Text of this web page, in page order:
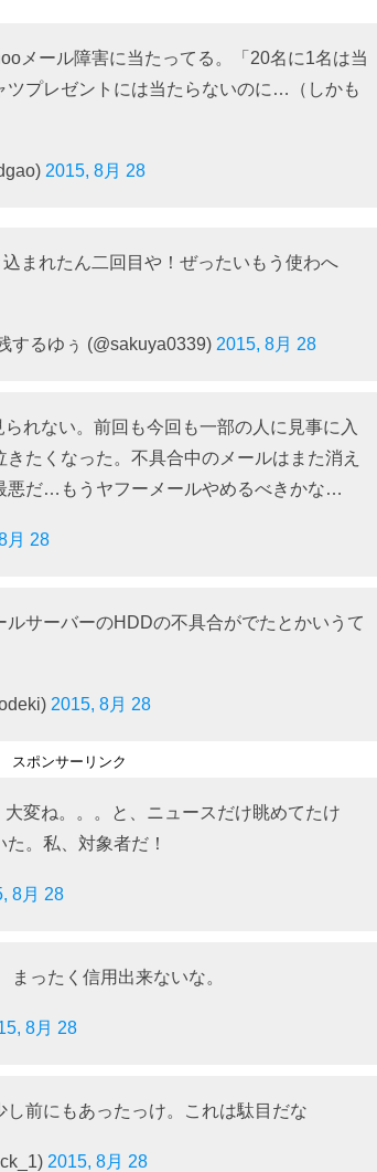
メール障害に当たってる。「20名に1名は当
ツプレゼントには当たらないのに…（しかも
2015, 8月 28
まれたん二回目や！ぜったいもう使わへ
するゆぅ (@sakuya0339) 2015, 8月 28
れない。前回も今回も一部の人に見事に入
たくなった。不具合中のメールはまた消え
悪だ…もうヤフーメールやめるべきかな…
月 28
サーバーのHDDの不具合がでたとかいうて
2015, 8月 28
スポンサーリンク
変ね。。。と、ニュースだけ眺めてたけ
。私、対象者だ！
8月 28
まったく信用出来ないな。
8月 28
前にもあったっけ。これは駄目だな
2015, 8月 28